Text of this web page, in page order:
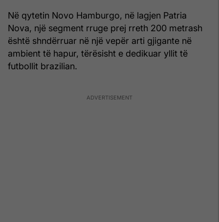
Në qytetin Novo Hamburgo, në lagjen Patria
Nova, një segment rruge prej rreth 200 metrash
është shndërruar në një vepër arti gjigante në
ambient të hapur, tërësisht e dedikuar yllit të
futbollit brazilian.